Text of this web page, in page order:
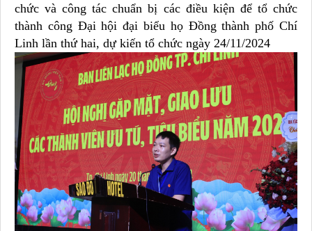
chức và công tác chuẩn bị các điều kiện để tổ chức
thành công Đại hội đại biểu họ Đồng thành phố Chí
Linh lần thứ hai, dự kiến tổ chức ngày 24/11/2024